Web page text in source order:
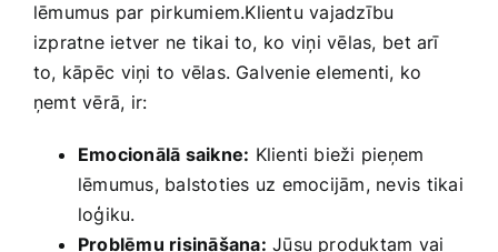
lēmumus par pirkumiem.Klientu vajadzību
izpratne ietver ne tikai to, ⁣ko viņi vēlas,⁢ bet arī⁣
to, kāpēc⁤ viņi to vēlas. Galvenie elementi, ko
ņemt vērā, ir:
Emocionālā saikne: Klienti bieži pieņem
lēmumus, balstoties uz⁤ emocijām, ​nevis tikai
loģiku.
Problēmu risināšana: Jūsu produktam vai⁢